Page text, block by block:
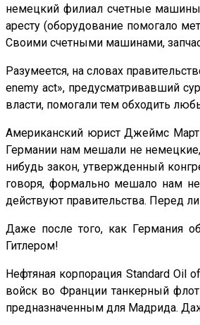
немецкий филиал счетные машины
аресту (оборудование помогало
Своими счетными машинами,
Разумеется, на словах
enemy act», предусматривавший
власти, помогали тем обходить
Американский юрист Джеймс
Германии нам мешали не
нибудь закон, утвержденный
говоря, формально мешало нам
действуют правительства. Перед
Даже после того, как Германия
Гитлером!
Нефтяная корпорация Standard Oil
войск во Франции танкерный
предназначенным для Мадрида.